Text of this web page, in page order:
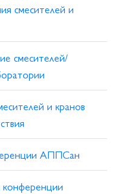
смесителей и
смесителей/
и кранов
АППСан
конференции